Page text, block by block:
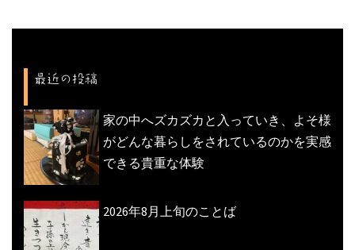
シ
ョ
ン
最近の投稿
家の中へズカズカと入っていき、よそ様
がどんな暮らしをされているのかを実感
できる貴重な体験
2026年8月上旬のことば